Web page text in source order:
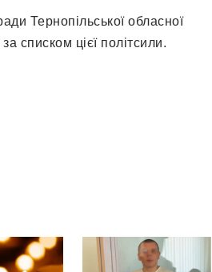
Тернопільської обласної
списком цієї політсили.